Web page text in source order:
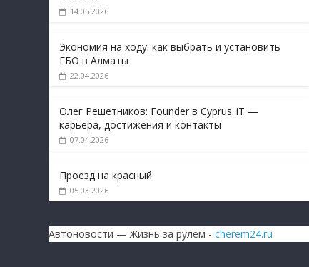
14.05.2026
Экономия на ходу: как выбрать и установить
ГБО в Алматы
22.04.2026
Олег Решетников: Founder в Cyprus_iT —
карьера, достижения и контакты
07.04.2026
Проезд на красный
05.03.2026
Автоновости — Жизнь за рулем - cherem24.ru